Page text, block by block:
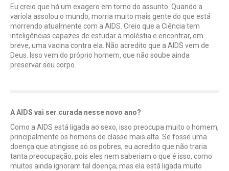
Eu creio que há um exagero em torno do assunto. Quando a
varíola assolou o mundo, morria muito mais gente do que está
morrendo atualmente com a AIDS. Creio que a Ciência tem
inteligências capazes de estudar a moléstia e encontrar, em
breve, uma vacina contra ela. Não acredito que a AIDS vem de
Deus. Isso vem do próprio homem, que não soube ainda
preservar seu corpo.
A AIDS vai ser curada nesse novo ano?
Como a AIDS está ligada ao sexo, isso preocupa muito o homem,
principalmente os homens de classe mais alta. Se fosse uma
doença que atingisse só os pobres, eu acredito que não traria
tanta preocupação, pois eles nem saberiam o que é isso, como
muitos ainda ignoram tal doença; mas ela está ligada muito